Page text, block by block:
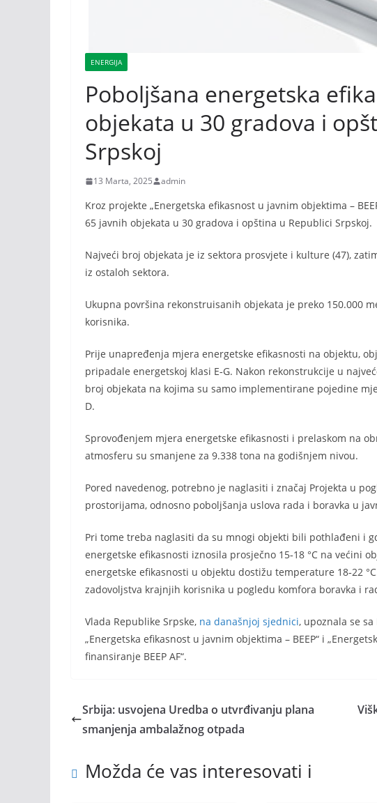
ENERGIJA
Poboljšana energetska
objekata u 30 gradova i
Srpskoj
13 Marta, 2025 admin
Kroz projekte „Energetska efikasnost u javnim objektima –
65 javnih objekata u 30 gradova i opština u Republici Srpskoj.
Najveći broj objekata je iz sektora prosvjete i kulture (47),
iz ostaloh sektora.
Ukupna površina rekonstruisanih objekata je preko 150.000
korisnika.
Prije unapređenja mjera energetske efikasnosti na objektu,
pripadale energetskoj klasi E‐G. Nakon rekonstrukcije u
broj objekata na kojima su samo implementirane pojedine
D.
Sprovođenjem mjera energetske efikasnosti i prelaskom na
atmosferu su smanjene za 9.338 tona na godišnjem nivou.
Pored navedenog, potrebno je naglasiti i značaj Projekta u
prostorijama, odnosno poboljšanja uslova rada i boravka u
Pri tome treba naglasiti da su mnogi objekti bili pothlađeni i
energetske efikasnosti iznosila prosječno 15‐18 °C na većini
energetske efikasnosti u objektu dostižu temperature 18‐22
zadovoljstva krajnjih korisnika u pogledu komfora boravka i
Vlada Republike Srpske, na današnjoj sjednici, upoznala se
„Energetska efikasnost u javnim objektima – BEEP“ i
finansiranje BEEP AF“.
Srbija: usvojena Uredba o utvrđivanju plana
smanjenja ambalažnog otpada
Možda će vas interesovati i